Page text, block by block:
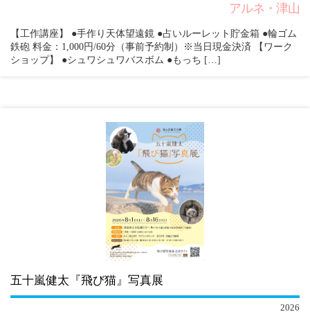
アルネ・津山
【工作講座】 ●手作り天体望遠鏡 ●占いルーレット貯金箱 ●輪ゴム
鉄砲 料金：1,000円/60分（事前予約制）※当日現金決済 【ワーク
ショップ】 ●シュワシュワバスボム ●もっち […]
五十嵐健太『飛び猫』写真展
2026